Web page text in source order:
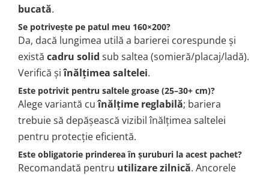
bucată.
Se potrivește pe patul meu 160×200?
Da, dacă lungimea utilă a barierei corespunde și
există cadru solid sub saltea (somieră/placaj/ladă).
Verifică șiînălțimea saltelei.
Este potrivit pentru saltele groase (25–30+ cm)?
Alege variantă cuînălțime reglabilă; bariera
trebuie să depășească vizibil înălțimea saltelei
pentru protecție eficientă.
Este obligatorie prinderea în șuruburi la acest pachet?
Recomandată pentru utilizare zilnică. Ancorele